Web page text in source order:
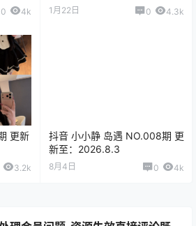
0 4k 1月22日 0 4.3k
更新
3.2k
抖音 小小静 岛遇 NO.008期 更
新至：2026.8.3
8月4日 0 4k